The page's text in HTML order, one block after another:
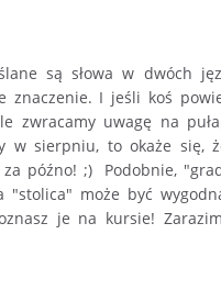
są słowa w dwóch
I jeśli koś
zwracamy uwagę na
sierpniu, to okaże się,
późno! ;) Podobnie,
może być
je na kursie!